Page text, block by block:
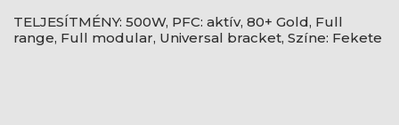
TELJESÍTMÉNY: 500W, PFC: aktív, 80+ Gold, Full
range, Full modular, Universal bracket, Színe: Fekete